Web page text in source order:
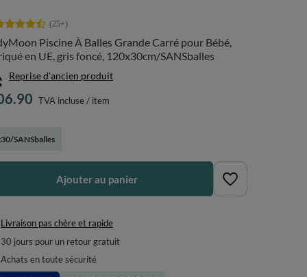
Piscine À Balles Grande Carré pour Bébé,
en UE, gris foncé, 120x30cm/SANSballes
Reprise d'ancien produit
SANSballes
TVA incluse/ item
Ajouter au panier
Livraison pas chère et rapide
30 jours pour un retour gratuit
Achats en toute sécurité